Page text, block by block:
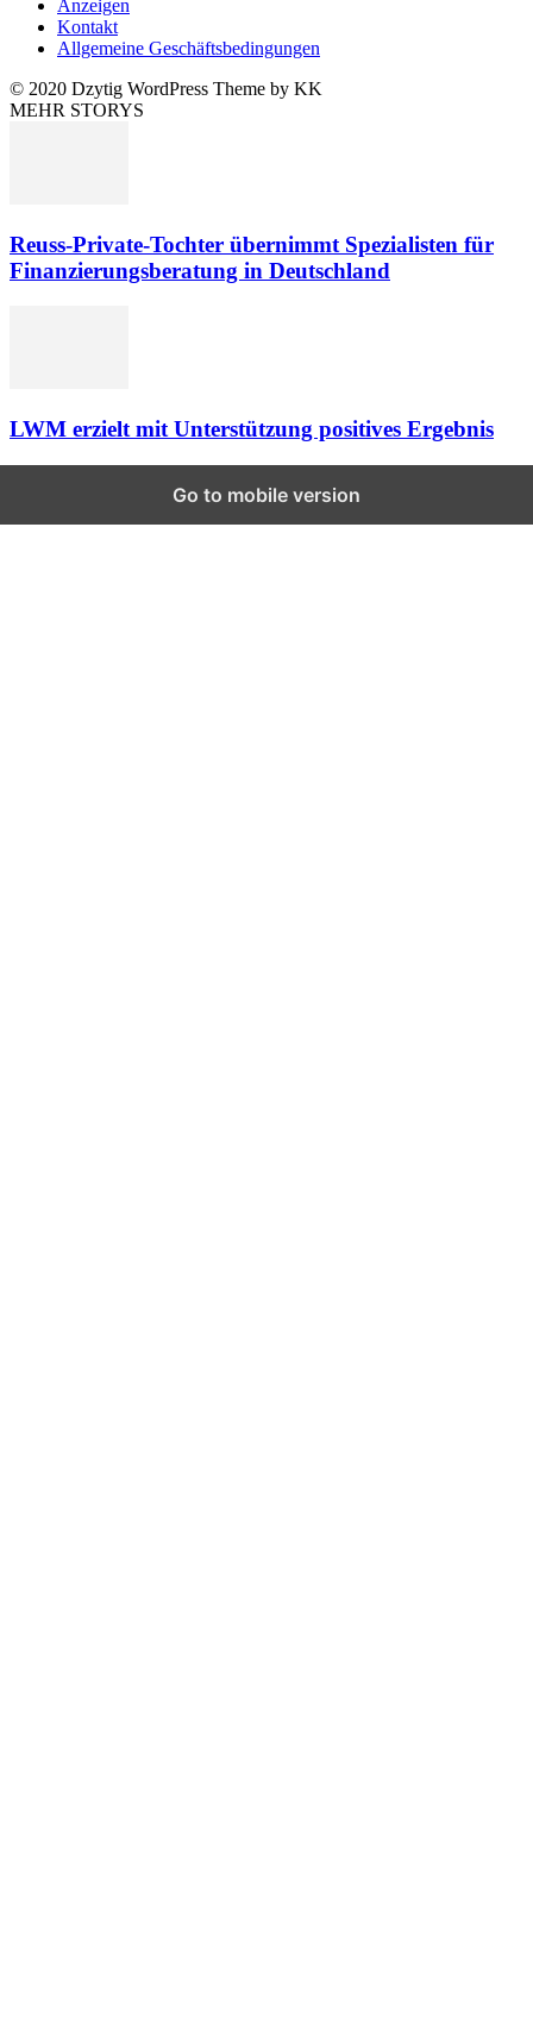
Anzeigen
Kontakt
Allgemeine Geschäftsbedingungen
© 2020 Dzytig WordPress Theme by KK
MEHR STORYS
Reuss-Private-Tochter übernimmt Spezialisten für
Finanzierungsberatung in Deutschland
LWM erzielt mit Unterstützung positives Ergebnis
Go to mobile version